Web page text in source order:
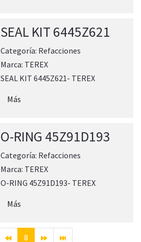
SEAL KIT 6445Z621
Categoría: Refacciones
Marca: TEREX
SEAL KIT 6445Z621- TEREX
Más
O-RING 45Z91D193
Categoría: Refacciones
Marca: TEREX
O-RING 45Z91D193- TEREX
Más
8